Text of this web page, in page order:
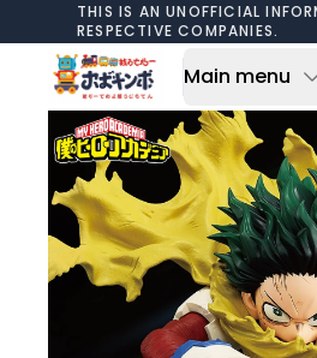
Skip to contentTHIS IS AN UNOFFICIAL
RESPECTIVE COMPANIES.
Main menu